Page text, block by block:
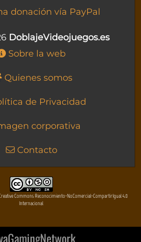
donación vía PayPal
DoblajeVideojuegos.es
Sobre la web
Quienes somos
de Privacidad
corporativa
Contacto
Commons Reconocimiento-NoComercial-CompartirIgual 4.0
Internacional